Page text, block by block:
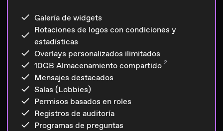
Galería de widgets
Rotaciones de logos con condiciones y
estadísticas
Overlays personalizados ilimitados
10GB Almacenamiento compartido 2
Mensajes destacados
Salas (Lobbies)
Permisos basados en roles
Registros de auditoría
Programas de preguntas